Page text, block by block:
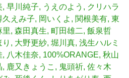
早川純子 うえのよう
クリハラ
久えみ子 岡いくよ 関根美有 東
里 森田真生 町田雄二 飯泉哲
大野更紗 堀川真 浅生ハルミ
八木佳奈 100%ORANGE 秋山
鹿又きょうこ 鬼頭祈 佐々木